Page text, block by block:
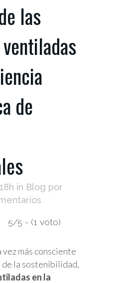
las
de
in Blog por
5/5 - (1 voto)
vez más consciente
la sostenibilidad,
en la